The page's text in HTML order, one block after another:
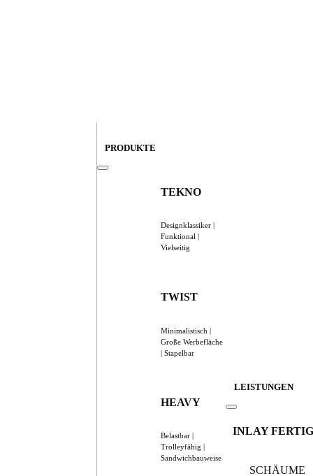
PRODUKTE
TEKNO
Designklassiker |
Funktional |
Vielseitig
TWIST
Minimalistisch |
Große Werbefläche
| Stapelbar
HEAVY
Belastbar |
Trolleyfähig |
Sandwichbauweise
LEISTUNGEN
INLAY
SCHÄUME